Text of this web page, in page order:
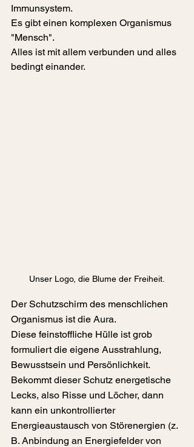
Immunsystem.
Es gibt einen komplexen Organismus
"Mensch".
Alles ist mit allem verbunden und alles
bedingt einander.
Unser Logo, die Blume der Freiheit.
Der Schutzschirm des menschlichen
Organismus ist die Aura.
Diese feinstoffliche Hülle ist grob
formuliert die eigene Ausstrahlung,
Bewusstsein und Persönlichkeit.
Bekommt dieser Schutz energetische
Lecks, also Risse und Löcher, dann
kann ein unkontrollierter
Energieaustausch von Störenergien (z.
B. Anbindung an Energiefelder von